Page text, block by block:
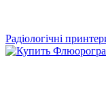
Радіологічні